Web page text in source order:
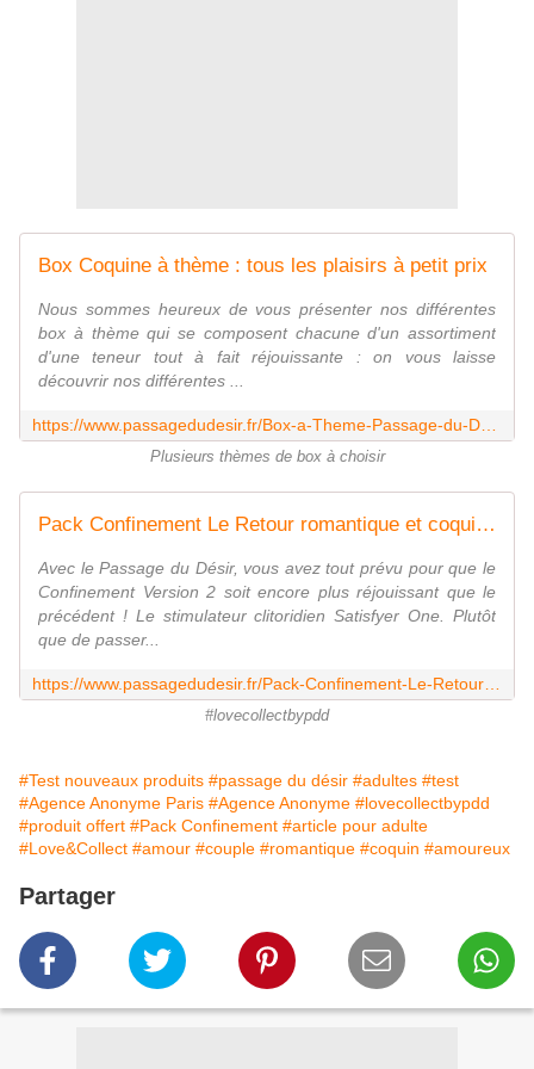
Box Coquine à thème : tous les plaisirs à petit prix
Nous sommes heureux de vous présenter nos différentes
box à thème qui se composent chacune d'un assortiment
d'une teneur tout à fait réjouissante : on vous laisse
découvrir nos différentes ...
Plusieurs thèmes de box à choisir
Pack Confinement Le Retour romantique et coquin Passage du Désir
Avec le Passage du Désir, vous avez tout prévu pour que le
Confinement Version 2 soit encore plus réjouissant que le
précédent ! Le stimulateur clitoridien Satisfyer One. Plutôt
que de passer...
#lovecollectbypdd
#Test nouveaux produits #passage du désir #adultes #test
#Agence Anonyme Paris #Agence Anonyme #lovecollectbypdd
#produit offert #Pack Confinement #article pour adulte
#Love&Collect #amour #couple #romantique #coquin #amoureux
Partager